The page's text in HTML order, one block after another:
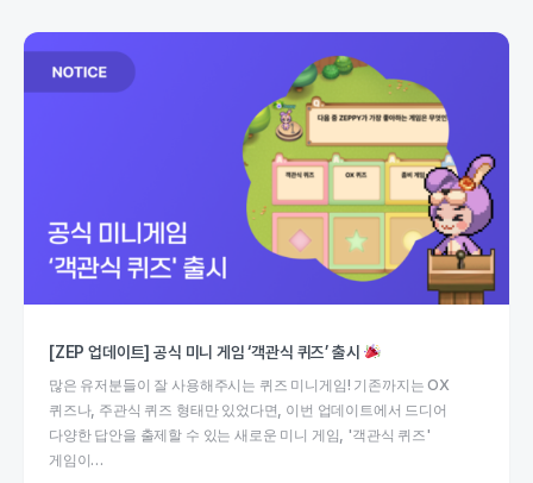
[ZEP 업데이트] 공식 미니 게임 ‘객관식 퀴즈’ 출시
많은 유저분들이 잘 사용해주시는 퀴즈 미니게임! 기존까지는 OX
퀴즈나, 주관식 퀴즈 형태만 있었다면, 이번 업데이트에서 드디어
다양한 답안을 출제할 수 있는 새로운 미니 게임, '객관식 퀴즈'
게임이…